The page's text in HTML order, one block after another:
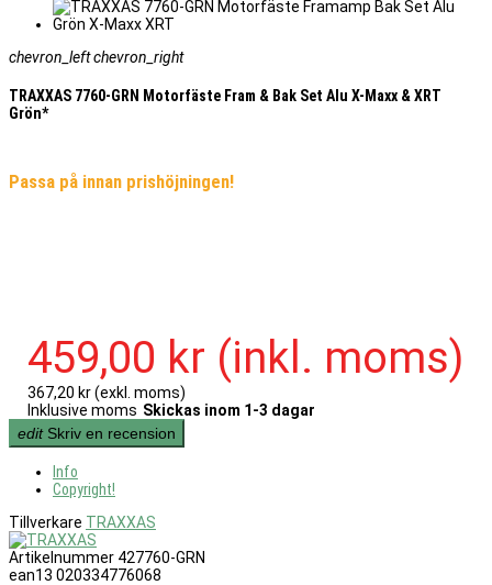
chevron_leftchevron_right
TRAXXAS 7760-GRN Motorfäste Fram & Bak Set Alu X-Maxx & XRT
Grön*
Passa på innan prishöjningen!
459,00 kr (inkl. moms)
367,20 kr(exkl. moms)
Inklusive moms Skickas inom 1-3 dagar
edit Skriv en recension
Info
Copyright!
Tillverkare TRAXXAS
Artikelnummer 427760-GRN
ean13 020334776068